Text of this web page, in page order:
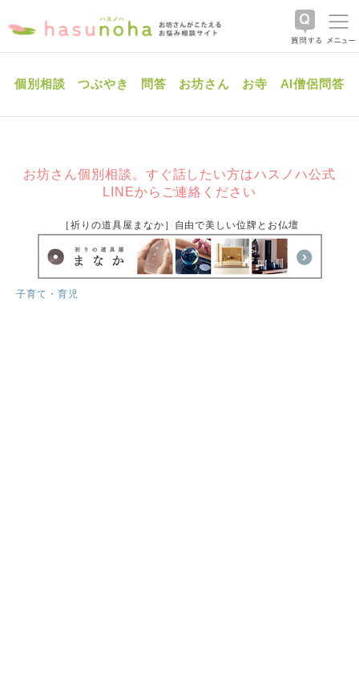
個別相談 つぶやき 問答 お坊さん お寺 AI僧侶問答
お坊さん個別相談。すぐ話したい方はハスノハ公式
LINEからご連絡ください
［祈りの道具屋まなか］自由で美しい位牌とお仏壇
子育て・育児